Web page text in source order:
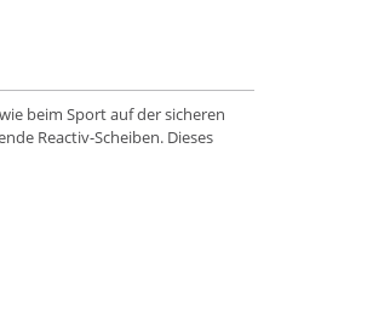
beim Sport auf der sicheren
Reactiv-Scheiben. Dieses